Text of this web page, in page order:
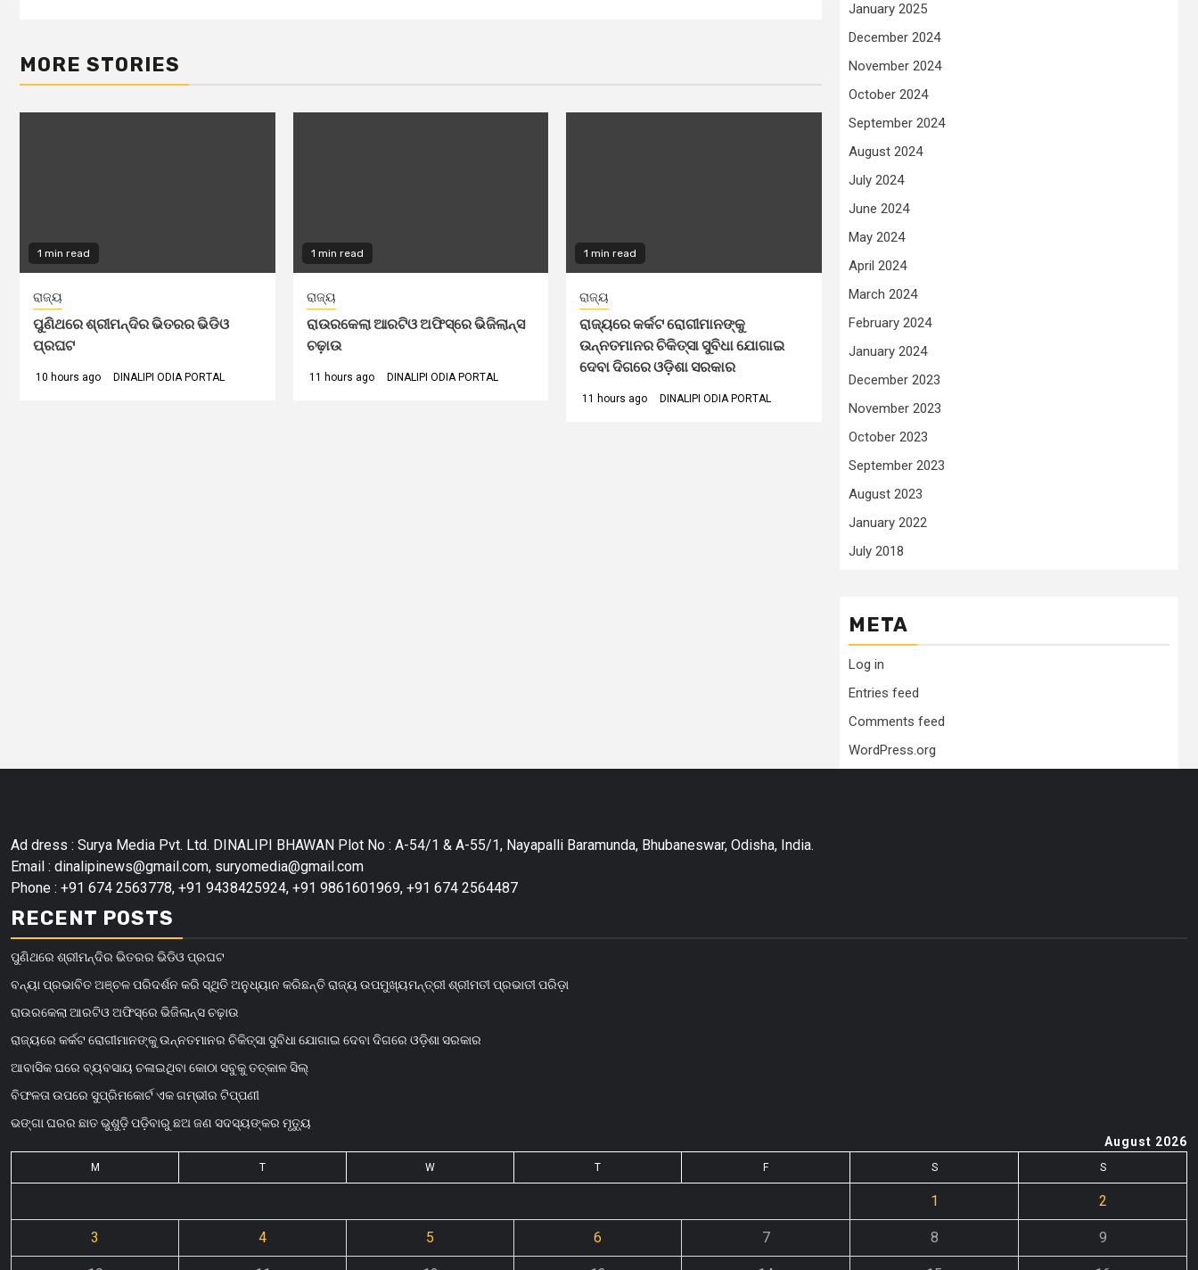
MORE STORIES
1 min read
ରାଜ୍ୟ
ପୁଣିଥରେ ଶ୍ରୀମନ୍ଦିର ଭିତରର ଭିଡିଓ
ପ୍ରଘଟ
10 hours ago DINALIPI ODIA PORTAL
1 min read
ରାଜ୍ୟ
ରାଉରକେଲା ଆରଟିଓ ଅଫିସ୍‌ରେ ଭିଜିଲାନ୍ସ
ଚଢ଼ାଉ
11 hours ago DINALIPI ODIA PORTAL
1 min read
ରାଜ୍ୟ
ରାଜ୍ୟରେ କର୍କଟ ରୋଗୀମାନଙ୍କୁ
ଉନ୍ନତମାନର ଚିକିତ୍ସା ସୁବିଧା ଯୋଗାଇ
ଦେବା ଦିଗରେ ଓଡ଼ିଶା ସରକାର
11 hours ago DINALIPI ODIA PORTAL
January 2025
December 2024
November 2024
October 2024
September 2024
August 2024
July 2024
June 2024
May 2024
April 2024
March 2024
February 2024
January 2024
December 2023
November 2023
October 2023
September 2023
August 2023
January 2022
July 2018
META
Log in
Entries feed
Comments feed
WordPress.org
Ad dress : Surya Media Pvt. Ltd. DINALIPI BHAWAN Plot No : A-54/1 & A-55/1, Nayapalli Baramunda, Bhubaneswar, Odisha, India.
Email : dinalipinews@gmail.com, suryomedia@gmail.com
Phone : +91 674 2563778, +91 9438425924, +91 9861601969, +91 674 2564487
RECENT POSTS
ପୁଣିଥରେ ଶ୍ରୀମନ୍ଦିର ଭିତରର ଭିଡିଓ ପ୍ରଘଟ
ବନ୍ୟା ପ୍ରଭାବିତ ଅଞ୍ଚଳ ପରିଦର୍ଶନ କରି ସ୍ଥିତି ଅନୁଧ୍ୟାନ କରିଛନ୍ତି ରାଜ୍ୟ ଉପମୁଖ୍ୟମନ୍ତ୍ରୀ ଶ୍ରୀମତୀ ପ୍ରଭାତୀ ପରିଡ଼ା
ରାଉରକେଲା ଆରଟିଓ ଅଫିସ୍‌ରେ ଭିଜିଲାନ୍ସ ଚଢ଼ାଉ
ରାଜ୍ୟରେ କର୍କଟ ରୋଗୀମାନଙ୍କୁ ଉନ୍ନତମାନର ଚିକିତ୍ସା ସୁବିଧା ଯୋଗାଇ ଦେବା ଦିଗରେ ଓଡ଼ିଶା ସରକାର
ଆବାସିକ ଘରେ ବ୍ୟବସାୟ ଚଳାଇଥିବା କୋଠା ସବୁକୁ ତତ୍କାଳ ସିଲ୍‌
ବିଫଳତା ଉପରେ ସୁପ୍ରିମକୋର୍ଟ ଏକ ଗମ୍ଭୀର ଟିପ୍ପଣୀ
ଭଙ୍ଗା ଘରର ଛାତ ଭୁଶୁଡ଼ି ପଡ଼ିବାରୁ ଛଅ ଜଣ ସଦସ୍ୟଙ୍କର ମୃତ୍ୟୁ
August 2026
M T W T F S S
1 2
3 4 5 6 7 8 9